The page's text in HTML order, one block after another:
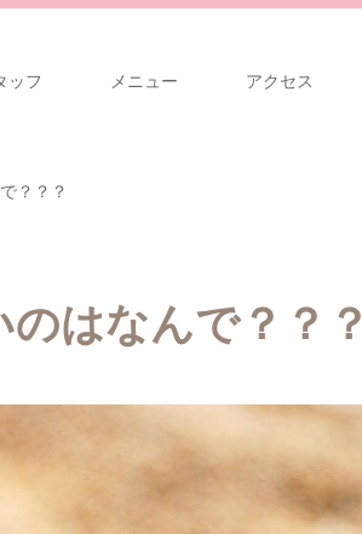
ッフ メニュー アクセス
？？？
はなんで？？？